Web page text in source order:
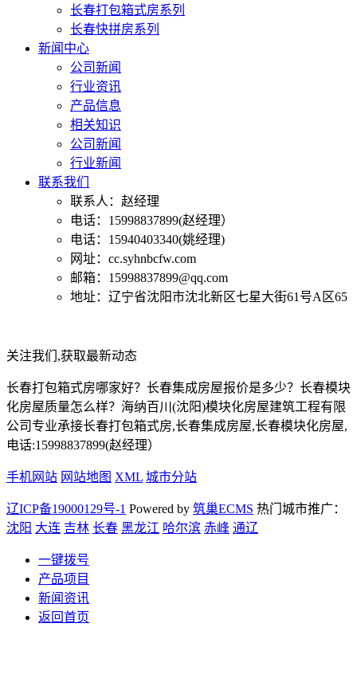
长春打包箱式房系列
长春快拼房系列
新闻中心
公司新闻
行业资讯
产品信息
相关知识
公司新闻
行业新闻
联系我们
联系人：赵经理
电话：15998837899(赵经理）
电话：15940403340(姚经理)
网址：cc.syhnbcfw.com
邮箱：15998837899@qq.com
地址：辽宁省沈阳市沈北新区七星大街61号A区65
关注我们,获取最新动态
长春打包箱式房哪家好？长春集成房屋报价是多少？长春模块
化房屋质量怎么样？海纳百川(沈阳)模块化房屋建筑工程有限
公司专业承接长春打包箱式房,长春集成房屋,长春模块化房屋,
电话:15998837899(赵经理）
手机网站 网站地图 XML 城市分站
辽ICP备19000129号-1 Powered by 筑巢ECMS 热门城市推广：
沈阳 大连 吉林 长春 黑龙江 哈尔滨 赤峰 通辽
一键拨号
产品项目
新闻资讯
返回首页